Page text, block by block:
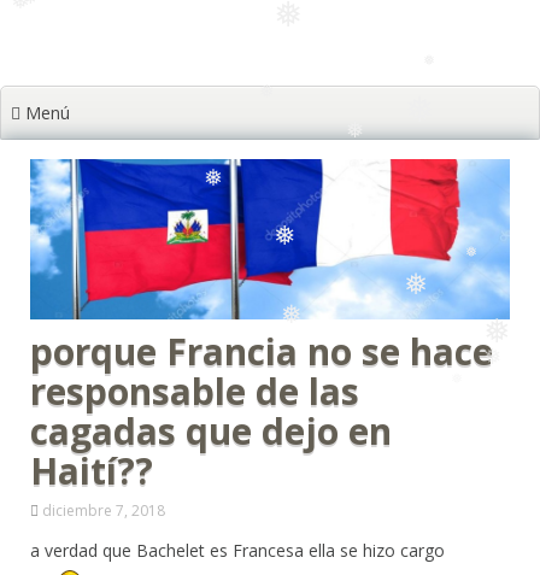
❅
❅ ❅
❅
❅
❅
❅
❅
❅
Menú
porque Francia no se hace
responsable de las
cagadas que dejo en
Haití??
diciembre 7, 2018
a verdad que Bachelet es Francesa ella se hizo cargo